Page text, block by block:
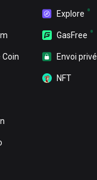
Explore
GasFree
Envoi privé
NFT